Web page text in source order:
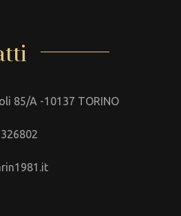
85/A -10137 TORINO